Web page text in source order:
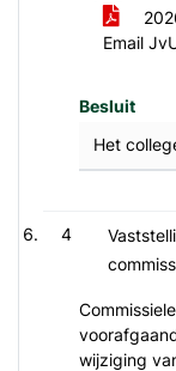
Email
Besluit
Het
4
wijziging